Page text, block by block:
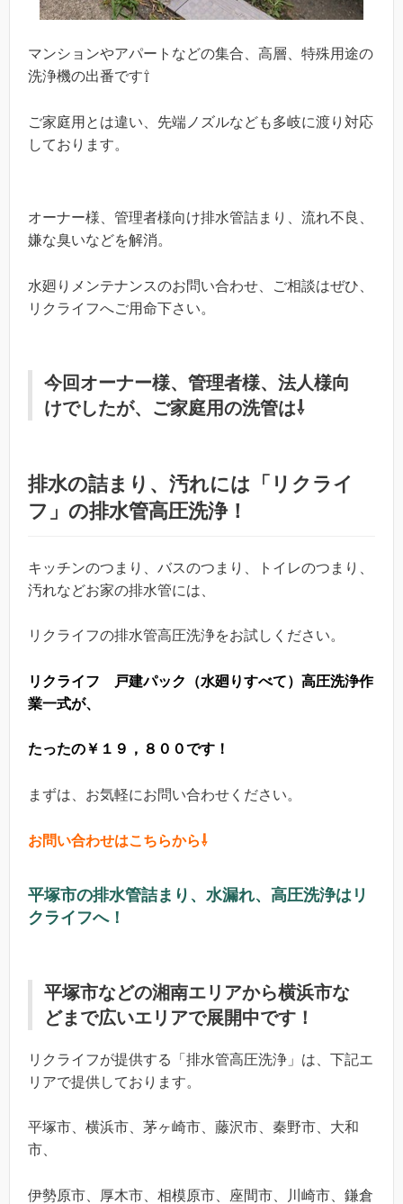
マンションやアパートなどの集合、高層、特殊用途の
洗浄機の出番です⇧
ご家庭用とは違い、先端ノズルなども多岐に渡り対応
しております。
オーナー様、管理者様向け排水管詰まり、流れ不良、
嫌な臭いなどを解消。
水廻りメンテナンスのお問い合わせ、ご相談はぜひ、
リクライフへご用命下さい。
今回オーナー様、管理者様、法人様向
けでしたが、ご家庭用の洗管は⇩
排水の詰まり、汚れには「リクライ
フ」の排水管高圧洗浄！
キッチンのつまり、バスのつまり、トイレのつまり、
汚れなどお家の排水管には、
リクライフの排水管高圧洗浄をお試しください。
リクライフ 戸建パック（水廻りすべて）高圧洗浄作
業一式が、
たったの￥１９，８００です！
まずは、お気軽にお問い合わせください。
お問い合わせはこちらから⇩
平塚市の排水管詰まり、水漏れ、高圧洗浄はリ
クライフへ！
平塚市などの湘南エリアから横浜市な
どまで広いエリアで展開中です！
リクライフが提供する「排水管高圧洗浄」は、下記エ
リアで提供しております。
平塚市、横浜市、茅ヶ崎市、藤沢市、秦野市、大和
市、
伊勢原市、厚木市、相模原市、座間市、川崎市、鎌倉